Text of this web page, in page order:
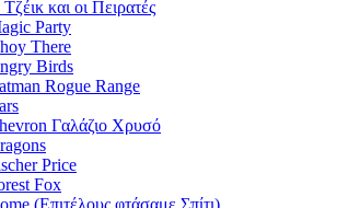
και οι Πειρατές
Party
There
Birds
Rogue Range
Γαλάζιο Χρυσό
Price
Fox